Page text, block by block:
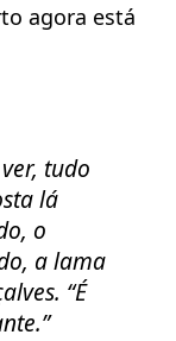
agora está
tudo
lá
o
a lama
“É